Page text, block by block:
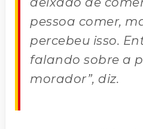
pessoa comer,
percebeu isso.
falando sobre a
morador”, diz.